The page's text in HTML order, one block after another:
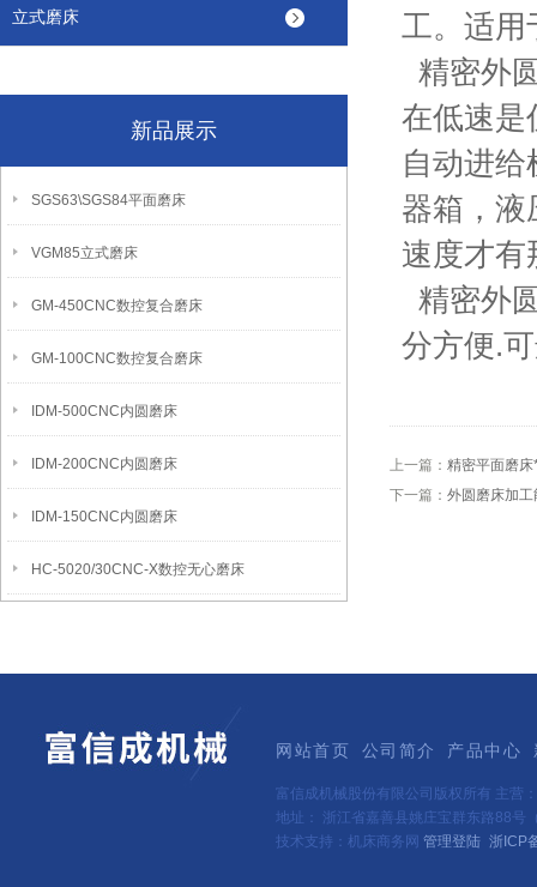
立式磨床
新品展示
SGS63\SGS84平面磨床
VGM85立式磨床
GM-450CNC数控复合磨床
GM-100CNC数控复合磨床
IDM-500CNC内圆磨床
IDM-200CNC内圆磨床
IDM-150CNC内圆磨床
HC-5020/30CNC-X数控无心磨床
工。适用
精密外
在低速是
自动进
器箱，液
速度才有
精密外
分方便.
上一篇： 精密平面磨床
下一篇： 外圆磨床加工
网站首页 公司简介 产品中心
富信成机械股份有限公司版权所有 主营：
地址： 浙江省嘉善县姚庄宝群东路88号
技术支持：机床商务网 管理登陆 浙ICP